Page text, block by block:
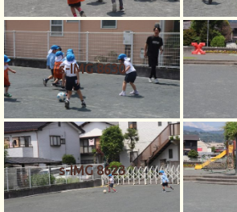
s-IMG 8630
s-IMG 8623